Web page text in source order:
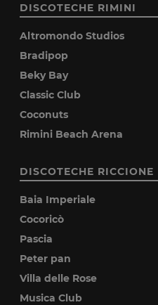
DISCOTECHE RIMINI
Altromondo Studios
Bradipop
Beky Bay
Classic Club
Coconuts
Rimini Beach Arena
DISCOTECHE RICCIONE
Baia Imperiale
Cocoricò
Pascia
Peter pan
Villa delle Rose
Musica Club